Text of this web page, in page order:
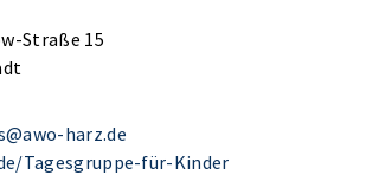
Straße 15
harz.de
Tagesgruppe-für-Kinder